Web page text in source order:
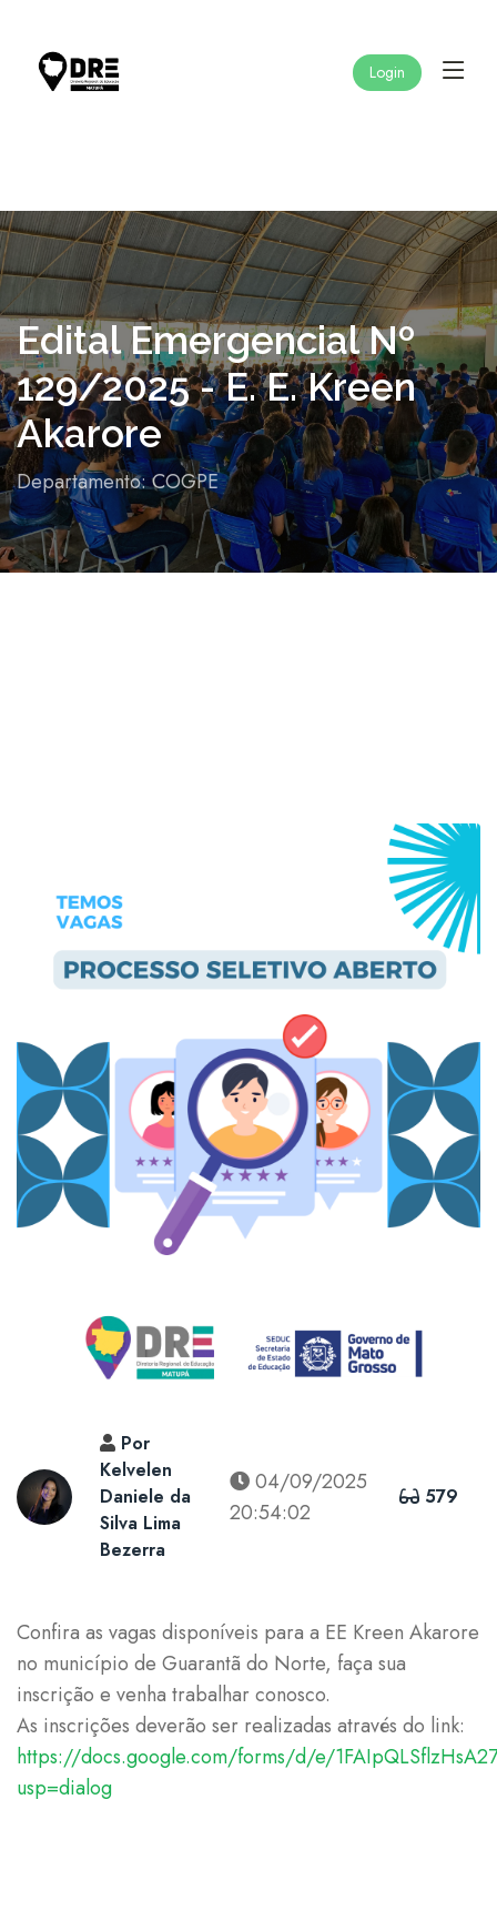
Login
Edital Emergencial Nº
129/2025 - E. E. Kreen
Akarore
Departamento: COGPE
Por
Kelvelen
Daniele da
Silva Lima
Bezerra
04/09/2025
20:54:02
579
Confira as vagas disponíveis para a EE Kreen Akarore
no município de Guarantã do Norte, faça sua
inscrição e venha trabalhar conosco.
As inscrições deverão ser realizadas através do link:
https://docs.google.com/forms/d/e/
usp=dialog